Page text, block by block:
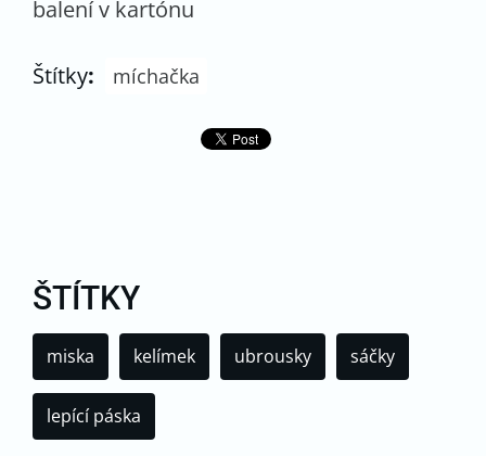
balení v kartónu
Štítky: míchačka
ŠTÍTKY
miska kelímek ubrousky sáčky
lepící páska